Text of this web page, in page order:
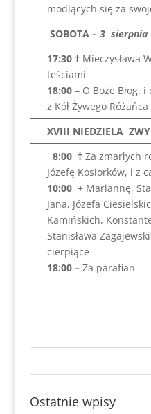
modlących się za
SOBOTA – 3 sierpnia
17:30 †Mieczysława
teściami
18:00 – O Boże Błog.
z Kół Żywego Różańca
XVIII NIEDZIELA
8:00 † Za zmarłych
Józefę Kosiorków, i z
10:00 + Mariannę,
Jana, Józefa
Kamińskich,
Stanisława
cierpiące
18:00 – Za parafian
Ostatnie wpisy